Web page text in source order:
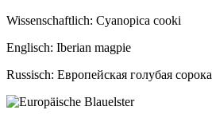
Wissenschaftlich: Cyanopica cooki
Englisch: Iberian magpie
Russisch: Европейская голубая сорока